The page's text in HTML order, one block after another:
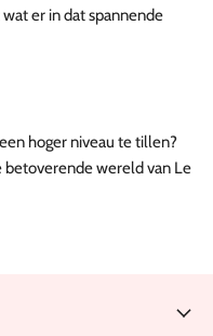
er in dat spannende
hoger niveau te tillen?
betoverende wereld van Le